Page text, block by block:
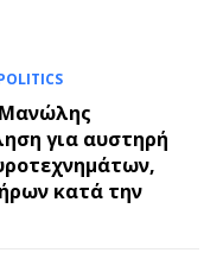
για αυστηρή
κατά την